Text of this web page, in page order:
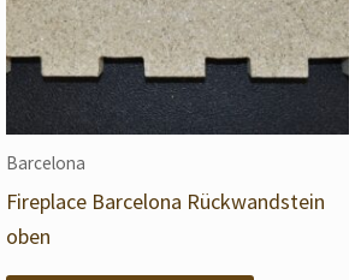
Barcelona
Fireplace Barcelona Rückwandstein
oben